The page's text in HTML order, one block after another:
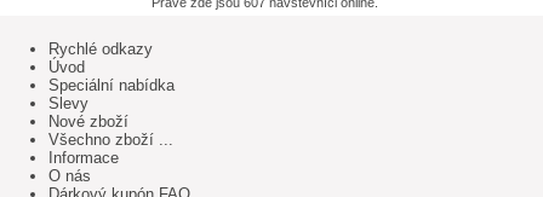
Rychlé odkazy
Úvod
Speciální nabídka
Slevy
Nové zboží
Všechno zboží ...
Informace
O nás